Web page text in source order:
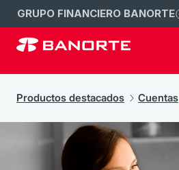
GRUPO FINANCIERO BANORTE
Productos destacados Cuentas